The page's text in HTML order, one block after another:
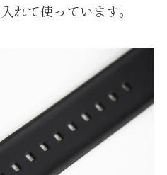
れて使っています。